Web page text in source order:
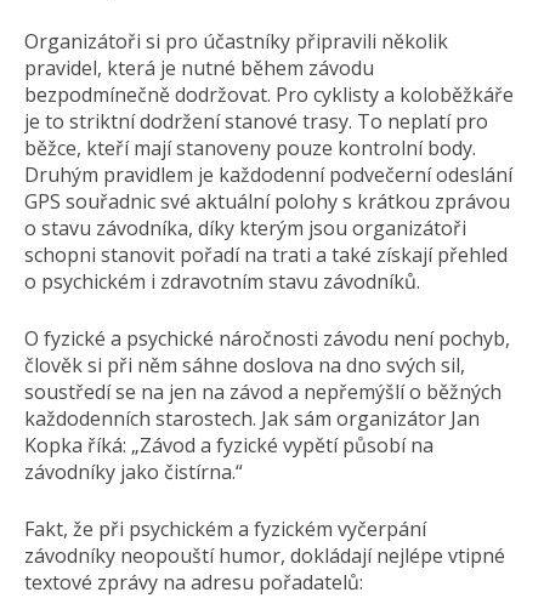
Organizátoři si pro účastníky připravili několik
pravidel, která je nutné během závodu
bezpodmínečně dodržovat. Pro cyklisty a koloběžkáře
je to striktní dodržení stanové trasy. To neplatí pro
běžce, kteří mají stanoveny pouze kontrolní body.
Druhým pravidlem je každodenní podvečerní odeslání
GPS souřadnic své aktuální polohy s krátkou zprávou
o stavu závodníka, díky kterým jsou organizátoři
schopni stanovit pořadí na trati a také získají přehled
o psychickém i zdravotním stavu závodníků.
O fyzické a psychické náročnosti závodu není pochyb,
člověk si při něm sáhne doslova na dno svých sil,
soustředí se na jen na závod a nepřemýšlí o běžných
každodenních starostech. Jak sám organizátor Jan
Kopka říká: „Závod a fyzické vypětí působí na
závodníky jako čistírna.“
Fakt, že při psychickém a fyzickém vyčerpání
závodníky neopouští humor, dokládají nejlépe vtipné
textové zprávy na adresu pořadatelů: